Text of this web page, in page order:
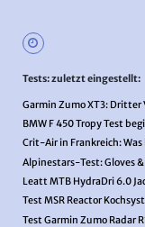
Tests: zuletzt eingestellt:
Garmin Zumo XT3: Dritter
BMW F 450 Tropy Test
Crit-Air in Frankreich:
Alpinestars-Test: Gloves
Leatt MTB HydraDri 6.0
Test MSR Reactor
Test Garmin Zumo Radar